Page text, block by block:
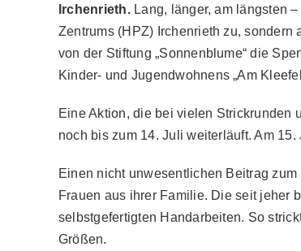
Irchenrieth.Lang, länger, am längsten
Zentrums (HPZ) Irchenrieth zu, sondern
von der Stiftung „Sonnenblume“ die
Kinder- und Jugendwohnens „Am
Eine Aktion, die bei vielen Strickrunden
noch bis zum 14. Juli weiterläuft. Am
Einen nicht unwesentlichen Beitrag
Frauen aus ihrer Familie. Die seit jeher
selbstgefertigten Handarbeiten. So
Größen.